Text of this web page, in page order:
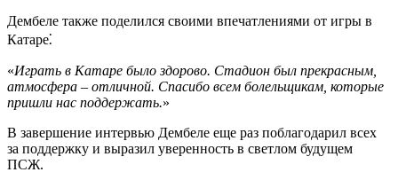
Дембеле также поделился своими впечатлениями от игры в
Катаре⁚
«Играть в Катаре было здорово. Стадион был прекрасным,
атмосфера – отличной. Спасибо всем болельщикам, которые
пришли нас поддержать.»
В завершение интервью Дембеле еще раз поблагодарил всех
за поддержку и выразил уверенность в светлом будущем
ПСЖ.